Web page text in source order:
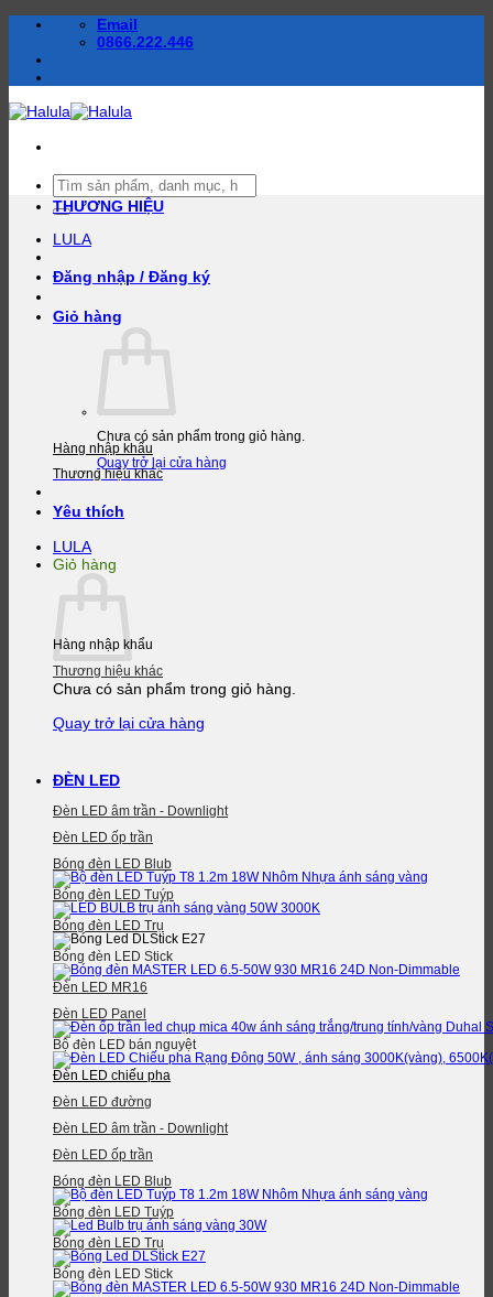
dung
Email
0866.222.446
Tìm
kiếm:
LULA
Đăng nhập / Đăng ký
Giỏ hàng
Chưa có sản phẩm trong giỏ hàng.
Quay trở lại cửa hàng
Yêu thích
LULA
Giỏ hàng
Chưa có sản phẩm trong giỏ hàng.
Quay trở lại cửa hàng
THƯƠNG HIỆU
Hàng nhập khẩu
Thương hiệu khác
Hàng nhập khẩu
Thương hiệu khác
ĐÈN LED
Đèn LED âm trần - Downlight
Đèn LED ốp trần
Bóng đèn LED Blub
Bóng đèn LED Tuýp
Bóng đèn LED Trụ
Bóng đèn LED Stick
Đèn LED MR16
Đèn LED Panel
Bộ đèn LED bán nguyệt
Đèn LED chiếu pha
Đèn LED đường
Đèn LED âm trần - Downlight
Đèn LED ốp trần
Bóng đèn LED Blub
Bóng đèn LED Tuýp
Bóng đèn LED Trụ
Bóng đèn LED Stick